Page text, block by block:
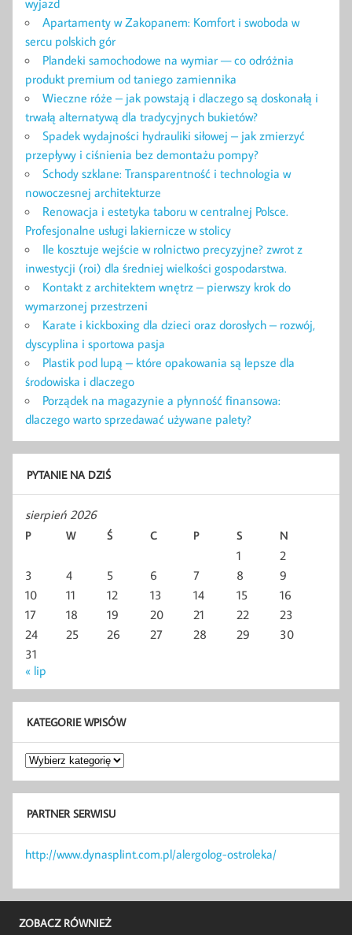
wyjazd
Apartamenty w Zakopanem: Komfort i swoboda w
sercu polskich gór
Plandeki samochodowe na wymiar — co odróżnia
produkt premium od taniego zamiennika
Wieczne róże – jak powstają i dlaczego są doskonałą i
trwałą alternatywą dla tradycyjnych bukietów?
Spadek wydajności hydrauliki siłowej – jak zmierzyć
przepływy i ciśnienia bez demontażu pompy?
Schody szklane: Transparentność i technologia w
nowoczesnej architekturze
Renowacja i estetyka taboru w centralnej Polsce.
Profesjonalne usługi lakiernicze w stolicy
Ile kosztuje wejście w rolnictwo precyzyjne? zwrot z
inwestycji (roi) dla średniej wielkości gospodarstwa.
Kontakt z architektem wnętrz – pierwszy krok do
wymarzonej przestrzeni
Karate i kickboxing dla dzieci oraz dorosłych – rozwój,
dyscyplina i sportowa pasja
Plastik pod lupą – które opakowania są lepsze dla
środowiska i dlaczego
Porządek na magazynie a płynność finansowa:
dlaczego warto sprzedawać używane palety?
PYTANIE NA DZIŚ
sierpień 2026
P W Ś C P S N
1
2
3
4 5 6 7 8
9
10
11 12 13 14 15
16
17
18 19 20 21 22
23
24
25 26 27 28 29
30
31
« lip
KATEGORIE WPISÓW
Kategorie
wpisów
PARTNER SERWISU
http://www.dynasplint.com.pl/alergolog-ostroleka/
ZOBACZ RÓWNIEŻ